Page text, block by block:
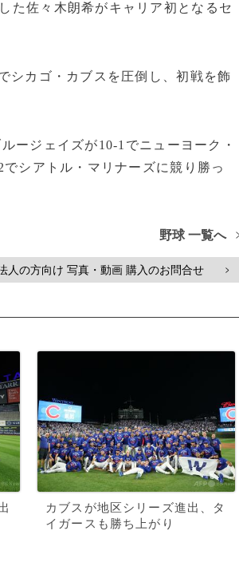
た佐々木朗希がキャリア初となるセ
シカゴ・カブスを圧倒し、初戦を飾
ージェイズが10-1でニューヨーク・
シアトル・マリナーズに競り勝っ
野球 一覧へ
人の方向け 写真・動画 購入のお問合せ >
カブスが地区シリーズ進出、タ
イガースも勝ち上がり